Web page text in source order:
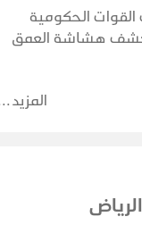
الحكومية
هشاشة العمق
المزيد